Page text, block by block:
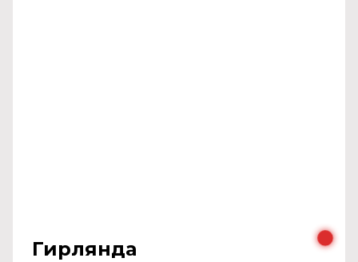
Гирлянда